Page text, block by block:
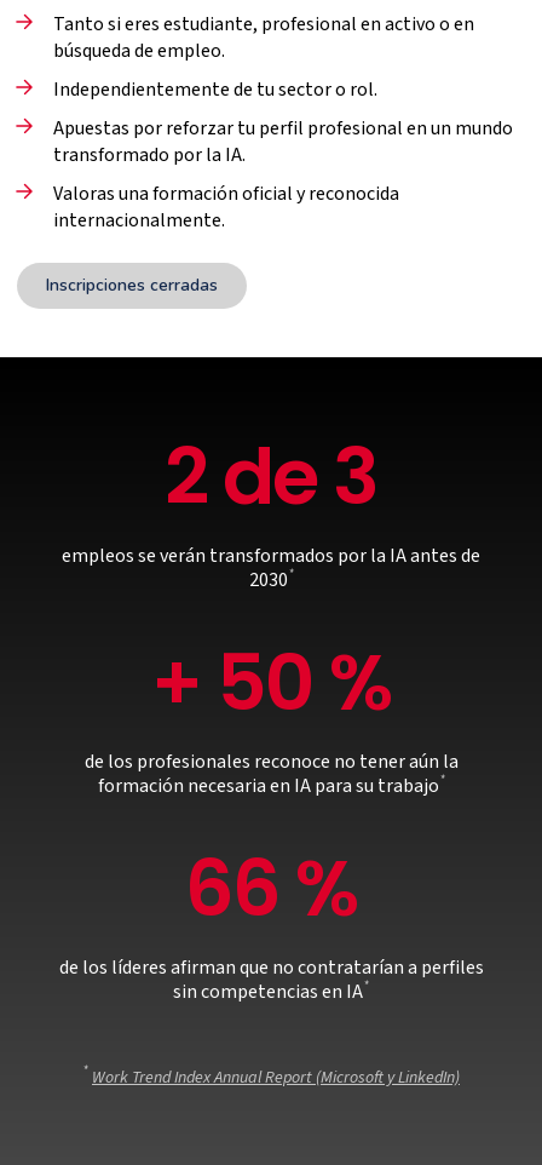
Tanto si eres estudiante, profesional en activo o en
búsqueda de empleo.
Independientemente de tu sector o rol.
Apuestas por reforzar tu perfil profesional en un mundo
transformado por la IA.
Valoras una formación oficial y reconocida
internacionalmente.
Inscripciones cerradas
2 de 3
empleos se verán transformados por la IA antes de
2030*
+ 50 %
de los profesionales reconoce no tener aún la
formación necesaria en IA para su trabajo*
66 %
de los líderes afirman que no contratarían a perfiles
sin competencias en IA*
* Work Trend Index Annual Report (Microsoft y LinkedIn)